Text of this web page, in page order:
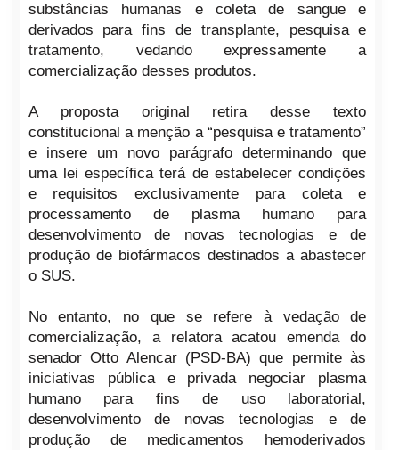
substâncias humanas e coleta de sangue e
derivados para fins de transplante, pesquisa e
tratamento, vedando expressamente a
comercialização desses produtos.
A proposta original retira desse texto
constitucional a menção a “pesquisa e tratamento”
e insere um novo parágrafo determinando que
uma lei específica terá de estabelecer condições
e requisitos exclusivamente para coleta e
processamento de plasma humano para
desenvolvimento de novas tecnologias e de
produção de biofármacos destinados a abastecer
o SUS.
No entanto, no que se refere à vedação de
comercialização, a relatora acatou emenda do
senador Otto Alencar (PSD-BA) que permite às
iniciativas pública e privada negociar plasma
humano para fins de uso laboratorial,
desenvolvimento de novas tecnologias e de
produção de medicamentos hemoderivados